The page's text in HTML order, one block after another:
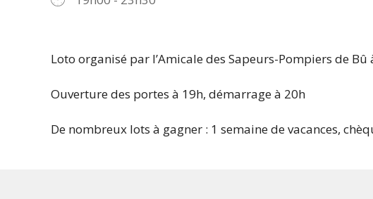
Loto organisé par l’Amicale des Sapeurs-Pompiers de
Ouverture des portes à 19h, démarrage à 20h
De nombreux lots à gagner : 1 semaine de vacances,